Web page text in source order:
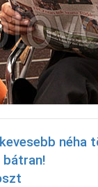
néha
bátran!